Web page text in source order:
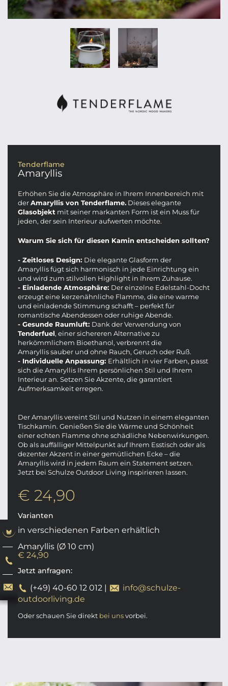
Tenderflame
Amaryllis
Erhöhen Sie die Atmosphäre in Ihrem Innenbereich mit
derAmaryllis von Tenderflame. Dieses elegante
Glasobjekt mit seiner markanten Form ist ein Muss für
jeden, der sein Interieur aufwerten möchte.
Warum Sie sich für diesen Kamin entscheiden sollten?
- Zeitloses Design: Die elegante Glasform der
Amaryllis fügt sich harmonisch in jede Einrichtung ein
und wird zum stilvollen Highlight in Ihrem Zuhause.
- Einladende Atmosphäre: Der einzelne Edelstahl-Docht
erzeugt eine kerzenähnliche Flamme, die eine warme
und einladende Stimmung schafft – perfekt für
romantische Abendessen oder ruhige Abende.
- Gesunde Raumluft: Dank der Verwendung von
Tenderfuel, einer sichereren Alternative zu
herkömmlichem Bioethanol, verbrennt die
Amaryllis sauber und ohne Rauch, Geruch oder Ruß.
- Individuelle Anpassung: Erhältlich in vier Farben, passt
sich die Amaryllis Ihrem persönlichen Stil und Ihrem
Interieur an. Setzen Sie Akzente, die garantiert
Aufmerksamkeit erregen.
Der Amaryllis vereint Stil und Nutzen in einem eleganten
Tischkamin. Genießen Sie die Wärme und Schönheit
einer echten Flamme ohne schädliche Nebenwirkungen.
Ob als auffälliger Mittelpunkt auf Ihrem Esstisch oder als
dezenter Akzent in einer gemütlichen Ecke – die
Amaryllis wird in jedem Raum ein Statement setzen.
Jetzt bei Schulze Outdoor Living inspirieren lassen.
€ 24,90
Varianten
in verschiedenen Farben erhältlich
Amaryllis (Ø 10 cm)
€ 24,90
Jetzt anfragen:
(+49) 40-60 12 012 |
info@schulze-
outdoorliving.de
Oder schauen Sie direkt bei unsvorbei.